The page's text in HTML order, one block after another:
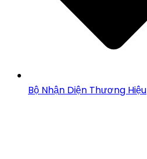
Bộ Nhận Diện Thương Hiệu